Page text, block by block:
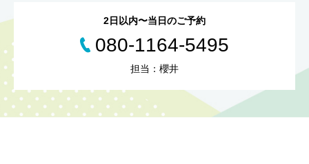
2日以内〜当日のご予約
080-1164-5495
担当：櫻井